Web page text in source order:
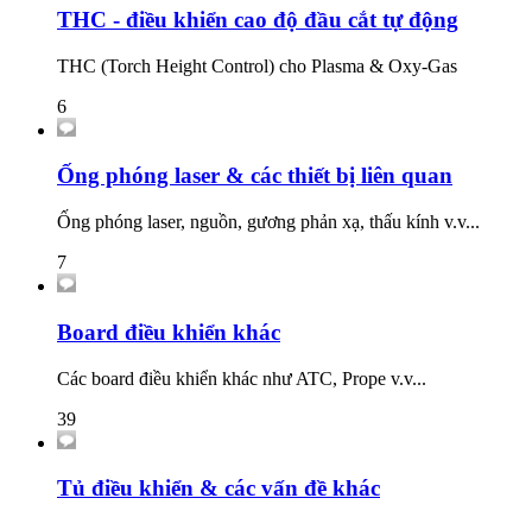
THC - điều khiển cao độ đầu cắt tự động
THC (Torch Height Control) cho Plasma & Oxy-Gas
6
Ống phóng laser & các thiết bị liên quan
Ống phóng laser, nguồn, gương phản xạ, thấu kính v.v...
7
Board điều khiển khác
Các board điều khiển khác như ATC, Prope v.v...
39
Tủ điều khiển & các vấn đề khác